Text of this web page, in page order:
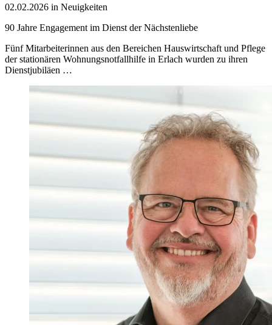
02.02.2026 in Neuigkeiten
90 Jahre Engagement im Dienst der Nächstenliebe
Fünf Mitarbeiterinnen aus den Bereichen Hauswirtschaft und Pflege
der stationären Wohnungsnotfallhilfe in Erlach wurden zu ihren
Dienstjubiläen …